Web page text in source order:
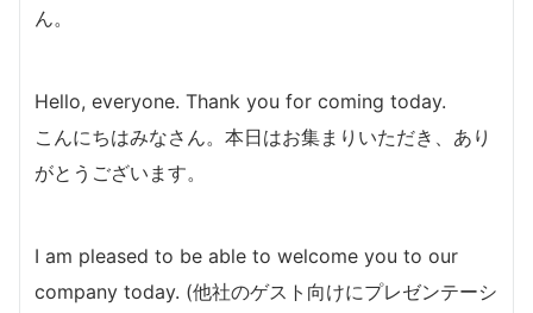
ん。
Hello, everyone. Thank you for coming today.
こんにちはみなさん。本日はお集まりいただき、あり
がとうございます。
I am pleased to be able to welcome you to our
company today. (他社のゲスト向けにプレゼンテーシ